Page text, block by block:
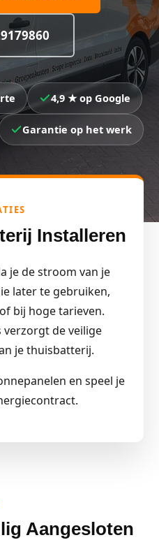
4,9 ★ op Google
Garantie op het werk
Installeren
je de stroom van je
later te gebruiken,
bij hoge tarieven.
verzorgt de veilige
je thuisbatterij.
en speel je
Aangesloten